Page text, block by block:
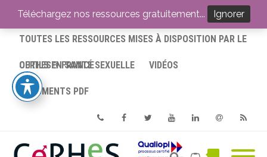
ACCUEIL
TOUTES LES RESSOURCES MISES À DISPOSITION PAR LE
CERHES® FRANCE
OUTILS EN SANTÉ SEXUELLE VIDÉOS
DOCUMENTS PDF
PhoneFacebookTwitterYoutube
Téléchargez nos ressources gratuitement... Ignorer